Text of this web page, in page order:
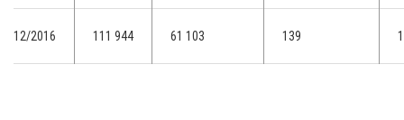
12/2016 111 944 61 103 139